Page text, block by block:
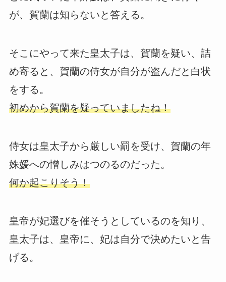
が、賀蘭は知らないと答える。
そこにやって来た皇太子は、賀蘭を疑い、詰
め寄ると、賀蘭の侍女が自分が盗んだと白状
をする。
初めから賀蘭を疑っていましたね！
侍女は皇太子から厳しい罰を受け、賀蘭の年
姝媛への憎しみはつのるのだった。
何か起こりそう！
皇帝が妃選びを催そうとしているのを知り、
皇太子は、皇帝に、妃は自分で決めたいと告
げる。